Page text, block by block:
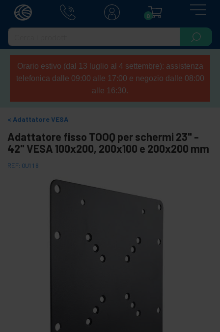
0
Orario estivo (dal 13 luglio al 4 settembre): assistenza
telefonica dalle 09:00 alle 17:00 e negozio dalle 08:00
alle 16:30.
Adattatore VESA
Adattatore fisso TOOQ per schermi 23" -
42" VESA 100x200, 200x100 e 200x200 mm
REF: OU118